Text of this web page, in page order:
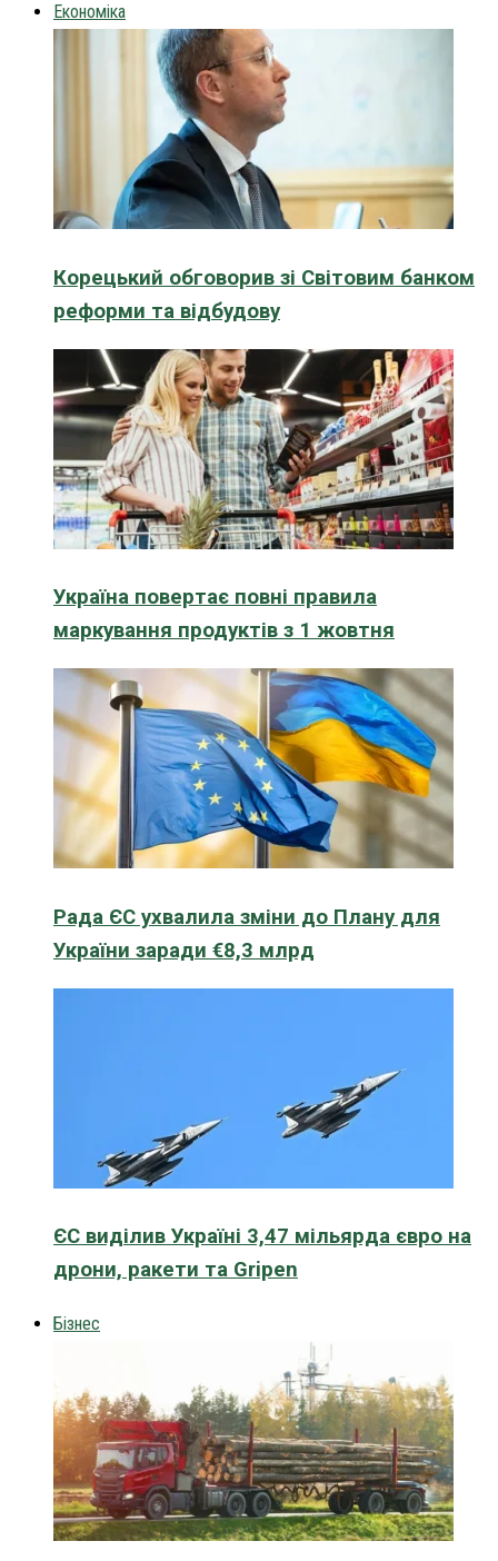
Економіка
Корецький обговорив зі Світовим банком
реформи та відбудову
Україна повертає повні правила
маркування продуктів з 1 жовтня
Рада ЄС ухвалила зміни до Плану для
України заради €8,3 млрд
ЄС виділив Україні 3,47 мільярда євро на
дрони, ракети та Gripen
Бізнес